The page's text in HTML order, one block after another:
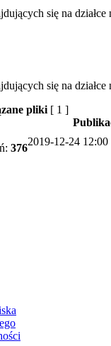
się na
się na
pliki[ 1 ]
376
2019-12-24 12:00